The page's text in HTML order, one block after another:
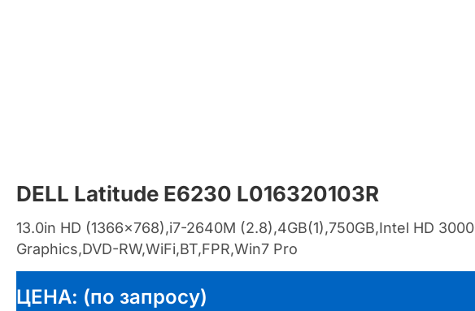
DELL Latitude E6230 L016320103R
13.0in HD (1366×768),i7-2640M (2.8),4GB(1),750GB,Intel HD 3000
Graphics,DVD-RW,WiFi,BT,FPR,Win7 Pro
ЦЕНА: (по запросу)